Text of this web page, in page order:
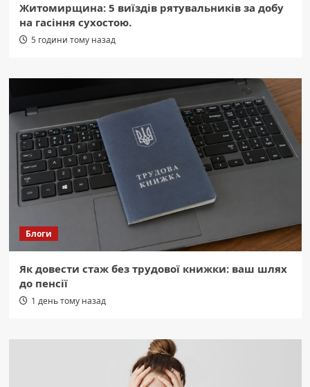
Житомирщина: 5 виїздів рятувальників за добу
на гасіння сухостою.
5 години тому назад
Блоги
Як довести стаж без трудової книжки: ваш шлях
до пенсії
1 день тому назад